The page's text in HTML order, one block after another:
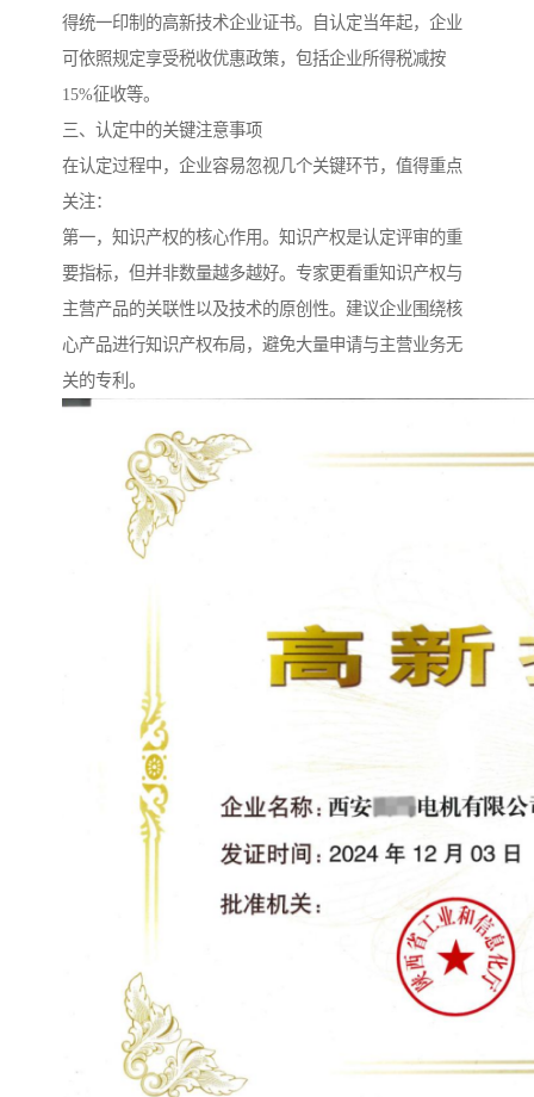
得统一印制的高新技术企业证书。自认定当年起，企业
可依照规定享受税收优惠政策，包括企业所得税减按
15%征收等。
三、认定中的关键注意事项
在认定过程中，企业容易忽视几个关键环节，值得重点
关注：
第一，知识产权的核心作用。知识产权是认定评审的重
要指标，但并非数量越多越好。专家更看重知识产权与
主营产品的关联性以及技术的原创性。建议企业围绕核
心产品进行知识产权布局，避免大量申请与主营业务无
关的专利。